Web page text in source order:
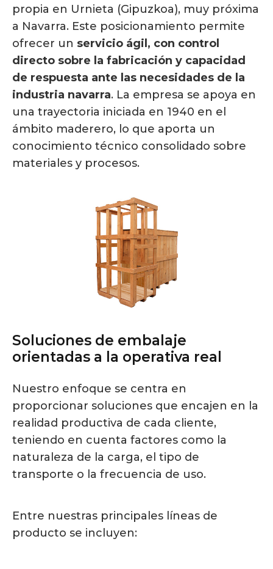
propia en Urnieta (Gipuzkoa), muy próxima
a Navarra. Este posicionamiento permite
ofrecer un servicio ágil, con control
directo sobre la fabricación y capacidad
de respuesta ante las necesidades de la
industria navarra. La empresa se apoya en
una trayectoria iniciada en 1940 en el
ámbito maderero, lo que aporta un
conocimiento técnico consolidado sobre
materiales y procesos.
Soluciones de embalaje
orientadas a la operativa real
Nuestro enfoque se centra en
proporcionar soluciones que encajen en la
realidad productiva de cada cliente,
teniendo en cuenta factores como la
naturaleza de la carga, el tipo de
transporte o la frecuencia de uso.
Entre nuestras principales líneas de
producto se incluyen: